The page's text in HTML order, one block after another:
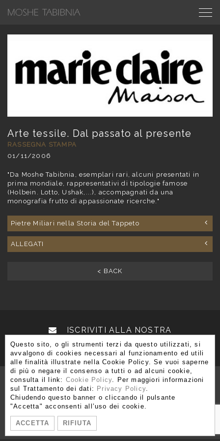
Arte tessile. Dal passato al presente
RASSEGNA STAMPA
01/11/2006
"Da Moshe Tabibnia, esemplari rari, alcuni presentati in
prima mondiale, rappresentativi di tipologie famose
(Holbein. Lotto, Ushak,...), accompagnati da una
monografia frutto di appassionate ricerche."
Pietre Miliari nella Storia del Tappeto
ALLEGATI
< BACK
ISCRIVITI ALLA NOSTRA
NEWSLETTER
Via Brera 3, 20121 Milano
T. +39 02 80 51 545 - 02 86 99 12 59 F. +39 02 80 51 549
info@moshetabibnia.com
P.IVA 03722970963
Questo sito, o gli strumenti terzi da questo utilizzati, si
avvalgono di cookies necessari al funzionamento ed utili
alle finalità illustrate nella Cookie Policy. Se vuoi saperne
di più o negare il consenso a tutti o ad alcuni cookie,
consulta il link: Cookie Policy. Per maggiori informazioni
sul Trattamento dei dati: Privacy Policy.
Chiudendo questo banner o cliccando il pulsante
"Accetta" acconsenti all’uso dei cookie.
ACCETTA RIFIUTA